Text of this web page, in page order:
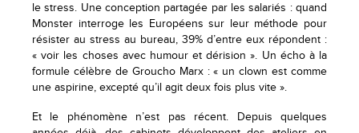
le stress. Une conception partagée par les salariés : quand
Monster interroge les Européens sur leur méthode pour
résister au stress au bureau, 39% d’entre eux répondent :
« voir les choses avec humour et dérision ». Un écho à la
formule célèbre de Groucho Marx : « un clown est comme
une aspirine, excepté qu’il agit deux fois plus vite ».
Et le phénomène n’est pas récent. Depuis quelques